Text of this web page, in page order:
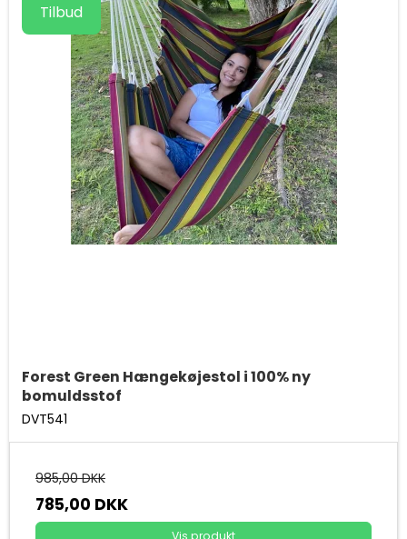
Tilbud
Forest Green Hængekøjestol i 100% ny
bomuldsstof
DVT541
985,00 DKK
785,00 DKK
Vis produkt